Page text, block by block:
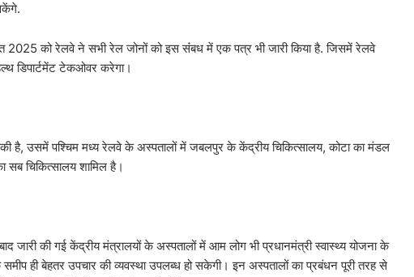
को रेलवे ने सभी रेल जोनों को इस संंबध में एक पत्र भी जारी किया है. जिसमें रेलवे
डिपार्टमेंट टेकओवर करेगा।
है, उसमें पश्चिम मध्य रेलवे के अस्पतालों में जबलपुर के केंद्रीय चिकित्सालय, कोटा का मंडल
सब चिकित्सालय शामिल है।
जारी की गई केंद्रीय मंत्रालयों के अस्पतालों में आम लोग भी प्रधानमंत्री स्वास्थ्य योजना के
ही बेहतर उपचार की व्यवस्था उपलब्ध हो सकेगी। इन अस्पतालों का प्रबंधन पूरी तरह से